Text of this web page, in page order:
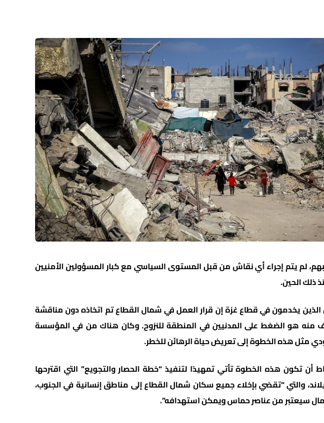
لم يتم إجراء أي نقاش من قبل المستوى السياسي مع كبار المسؤولين الأمنيين
ذلك الحين.
الذين يخدمون في قطاع غزة إن قرار العمل في شمال القطاع تم اتخاذه دون مناقشة
منه هو الضغط على المدنيين في المنطقة للنزوح. وكان هناك من في المؤسسة
مثل هذه الخطوة إلى تعريض حياة الرهائن للخطر.
أن تكون هذه الخطوة تأتي تمهيدًا لتنفيذ “خطة الحصار والتجويع” التي اقترحها
والتي “تقضي بإخلاء جميع سكان شمال القطاع إلى مناطق إنسانية في الجنوب،
سيعتبر من عناصر حماس ويمكن استهدافه”.